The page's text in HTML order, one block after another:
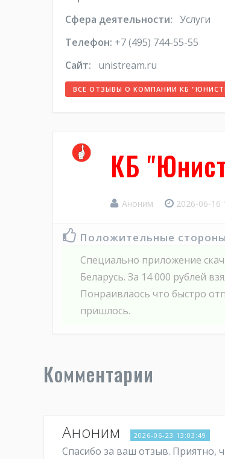
Сфера деятельности: Услуги
Телефон: +7 (495) 744-55-55
Сайт: unistream.ru
ВСЕ ОТЗЫВЫ О КОМПАНИИ КБ
КБ
Аноним 2026-06-16
Положительные стороны
Специально приложение
Беларусь. За 14 000 рублей
Понраивлаось что быстро
пришлось.
Комментарии
Аноним 2026-06-23 13:03:49
Спасибо за ваш отзыв. Приятно,